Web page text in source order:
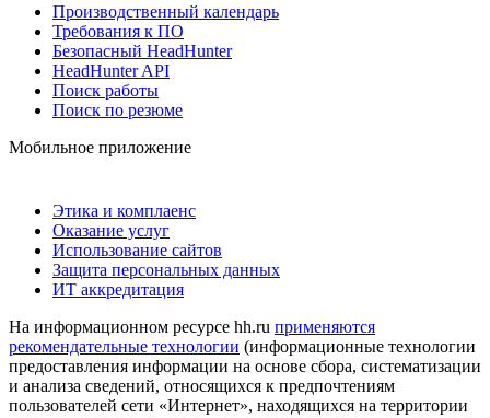
Производственный календарь
Требования к ПО
Безопасный HeadHunter
HeadHunter API
Поиск работы
Поиск по резюме
Мобильное приложение
Этика и комплаенс
Оказание услуг
Использование сайтов
Защита персональных данных
ИТ аккредитация
На информационном ресурсе hh.ru применяются
рекомендательные технологии (информационные технологии
предоставления информации на основе сбора, систематизации
и анализа сведений, относящихся к предпочтениям
пользователей сети «Интернет», находящихся на территории